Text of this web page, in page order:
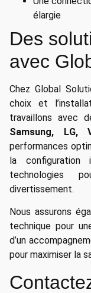
élargie
Des
avec
Chez Global
choix et
travaillons avec
Samsung, LG,
performances
la configuration
technologies
divertissement.
Nous assurons
technique pour
d’un
pour maximiser la